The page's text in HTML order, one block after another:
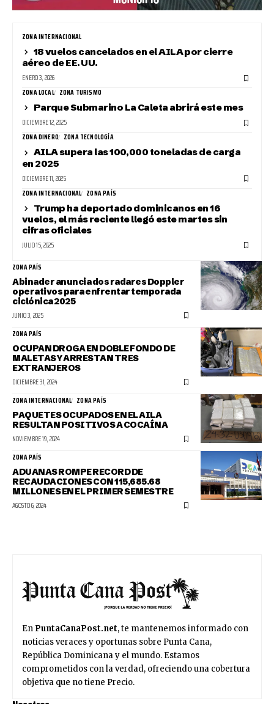
ZONA INTERNACIONAL
18 vuelos cancelados en el AILA por cierre
aéreo de EE. UU.
ENERO 3, 2026
ZONA LOCAL ZONA TURISMO
Parque Submarino La Caleta abrirá este mes
DICIEMBRE 12, 2025
ZONA DINERO ZONA TECNOLOGÍA
AILA supera las 100,000 toneladas de carga
en 2025
DICIEMBRE 11, 2025
ZONA INTERNACIONAL ZONA PAÍS
Trump ha deportado dominicanos en 16
vuelos, el más reciente llegó este martes sin
cifras oficiales
JULIO 15, 2025
ZONA PAÍS
Abinader anuncia dos radares Doppler
operativos para enfrentar temporada
ciclónica 2025
JUNIO 3, 2025
ZONA PAÍS
OCUPAN DROGA EN DOBLE FONDO DE
MALETAS Y ARRESTAN TRES
EXTRANJEROS
DICIEMBRE 31, 2024
ZONA INTERNACIONAL ZONA PAÍS
PAQUETES OCUPADOS EN EL AILA
RESULTAN POSITIVOS A COCAÍNA
NOVIEMBRE 19, 2024
ZONA PAÍS
ADUANAS ROMPE RECORD DE
RECAUDACIONES CON 115,685.68
MILLONES EN EL PRIMER SEMESTRE
AGOSTO 6, 2024
En PuntaCanaPost.net, te mantenemos informado con
noticias veraces y oportunas sobre Punta Cana,
República Dominicana y el mundo. Estamos
comprometidos con la verdad, ofreciendo una cobertura
objetiva que no tiene Precio.